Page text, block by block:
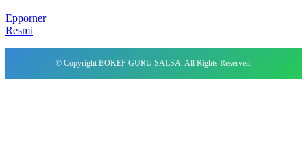
Epporner
Resmi
© Copyright BOKEP GURU SALSA. All Rights Reserved.